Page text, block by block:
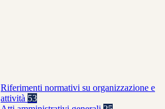
Riferimenti normativi su organizzazione e
attività 53